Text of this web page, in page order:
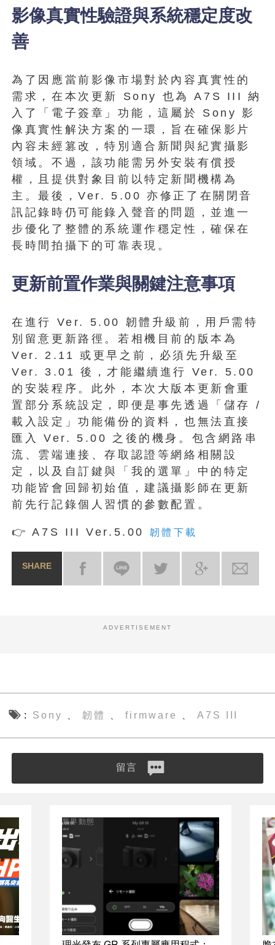
影像真實性驗證與系統穩定度改
善
為了因應當前影像市場對於內容真實性的
需求，在本次更新 Sony 也為 A7S III 納
入了「電子簽章」功能，這屬於 Sony 影
像真實性解決方案的一環，旨在確保影片
內容未經篡改，特別適合新聞與紀實攝影
領域。不過，該功能需另外安裝有償授
權，且提供對象目前以特定新聞機構為
主。最後，Ver. 5.00 亦修正了在關閉音
訊記錄時仍可能錄入聲音的問題，並進一
步優化了整體的系統運作穩定性，確保在
長時間拍攝下的可靠表現。
更新前置作業與關鍵注意事項
在進行 Ver. 5.00 韌體升級前，用戶需特
別留意更新路徑。若相機目前的版本為
Ver. 2.11 或更早之前，必須先升級至
Ver. 3.01 後，才能繼續進行 Ver. 5.00
的安裝程序。此外，本次大版本更新會重
置部分系統設定，即便是事先透過「儲存 /
載入設定」功能備份的資料，也無法直接
匯入 Ver. 5.00 之後的機身。包含網路串
流、雲端連接、存取認證等網絡相關設
定，以及自訂鍵與「我的選單」中的特定
功能皆會回歸初始值，建議攝影師在更新
前先行記錄個人習慣的參數配置。
👉 A7S III Ver.5.00 韌體下載
SHARE
ADVERTISEMENT
Sony 韌體 firmware A7S III
留言
業界動態